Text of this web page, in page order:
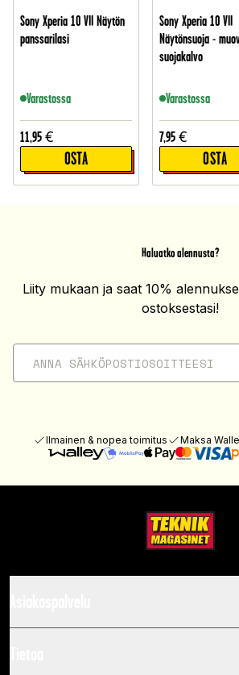
Sony Xperia 10 VII Näytön
panssarilasi
Varastossa
11,95 €
OSTA
Sony Xperia 10 VII
Näytönsuoja -
suojakalvo
Varastossa
7,95 €
OSTA
Haluatko alennusta?
Liity mukaan ja saat 10%
ostoksestasi!
Ilmainen & nopea toimitus Maksa